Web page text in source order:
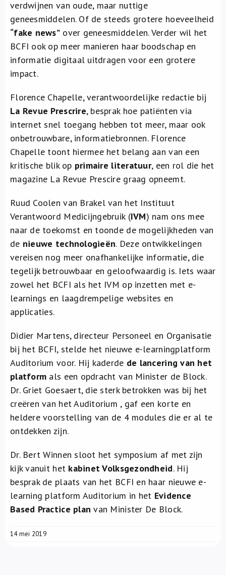
verdwijnen van oude, maar nuttige
geneesmiddelen. Of de steeds grotere hoeveelheid
“fake news”over geneesmiddelen. Verder wil het
BCFI ook op meer manieren haar boodschap en
informatie digitaal uitdragen voor een grotere
impact.
Florence Chapelle, verantwoordelijke redactie bij
La Revue Prescrire, besprak hoe patiënten via
internet snel toegang hebben tot meer, maar ook
onbetrouwbare, informatiebronnen. Florence
Chapelle toont hiermee het belang aan van een
kritische blik op primaire literatuur, een rol die het
magazine La Revue Prescire graag opneemt.
Ruud Coolen van Brakel van het Instituut
Verantwoord Medicijngebruik (IVM) nam ons mee
naar de toekomst en toonde de mogelijkheden van
de nieuwe technologieën. Deze ontwikkelingen
vereisen nog meer onafhankelijke informatie, die
tegelijk betrouwbaar en geloofwaardig is. Iets waar
zowel het BCFI als het IVM op inzetten met e-
learnings en laagdrempelige websites en
applicaties.
Didier Martens, directeur Personeel en Organisatie
bij het BCFI, stelde het nieuwe e-learningplatform
Auditorium voor. Hij kaderde de lancering van het
platform als een opdracht van Minister de Block.
Dr. Griet Goesaert, die sterk betrokken was bij het
creëren van het Auditorium , gaf een korte en
heldere voorstelling van de 4 modules die er al te
ontdekken zijn.
Dr. Bert Winnen sloot het symposium af met zijn
kijk vanuit het kabinet Volksgezondheid. Hij
besprak de plaats van het BCFI en haar nieuwe e-
learning platform Auditorium in het Evidence
Based Practice planvan Minister De Block.
14 mei 2019